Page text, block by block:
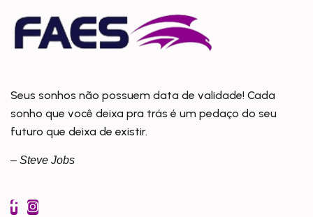
Seus sonhos não possuem data de validade! Cada
sonho que você deixa pra trás é um pedaço do seu
futuro que deixa de existir.
– Steve Jobs